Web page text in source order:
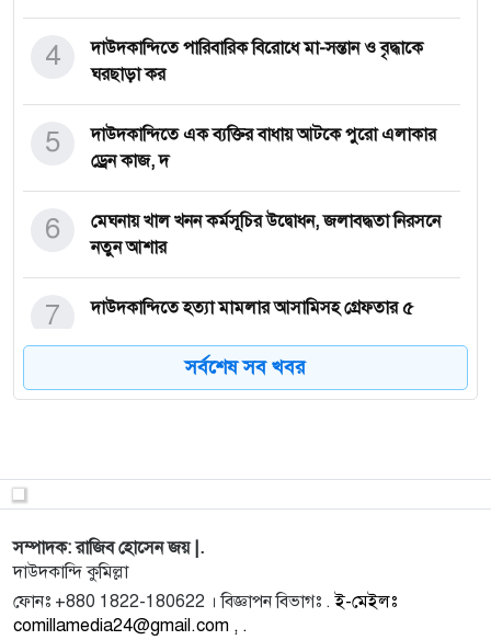
দাউদকান্দিতে পারিবারিক বিরোধে মা-সন্তান ও বৃদ্ধাকে
ঘরছাড়া কর
4
দাউদকান্দিতে এক ব্যক্তির বাধায় আটকে পুরো এলাকার
ড্রেন কাজ, দ
5
মেঘনায় খাল খনন কর্মসূচির উদ্বোধন, জলাবদ্ধতা নিরসনে
নতুন আশার
6
দাউদকান্দিতে হত্যা মামলার আসামিসহ গ্রেফতার ৫
7
ট্রাম্প ওয়াশিংটনে পৌঁছেছেন, প্রথম দিনেই সই করবেন
8
চামড়ার বাজারে ন্যায্য মূল্যের সংকট: সিন্ডিকেট নিয়ন্ত্রণে ক্ষ
9
ড্রাইভিং লাইসেন্স নবায়ন করতে গিয়ে জানলেন তিনি ‘মৃত’
10
ব্রাহ্মণপাড়ায় ‘মদিনার কাফেলা বাংলাদেশ’-এর উপজেলা
সর্বশেষ সব খবর
সম্পাদক: রাজিব হোসেন জয় |.
দাউদকান্দি কুমিল্লা
ফোনঃ +880 1822-180622 । বিজ্ঞাপন বিভাগঃ .ই-মেইলঃ
comillamedia24@gmail.com , .